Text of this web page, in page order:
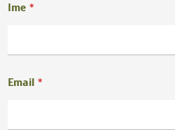
Ime *
Email *